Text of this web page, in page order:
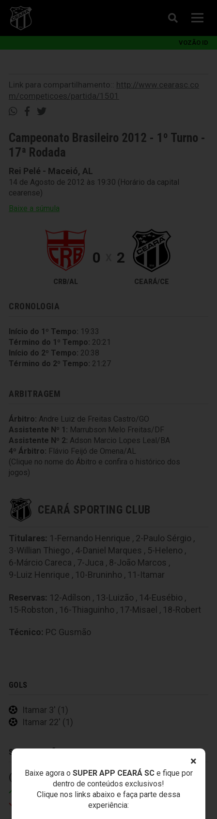
×
Baixe agora o SUPER APP CEARÁ SCe fique por
dentro de conteúdos exclusivos!
Clique nos links abaixo e faça parte dessa
experiência:
VOZÃO ID
Link para compartilhamento:: http://www.cearasc.co
m/competicoes/partida/1501
Campeonato Brasileiro 2012 - 1º Turno -
17ª Rodada
Rei Pelé - Maceió, AL
14 de Agosto de 2012 às 19:30 (Horário da capital
cearense)
Baixe a súmula
CRB/AL
0 2
CEARÁ/CE
CRONOLOGIA
Início do 1º Tempo: 19:33
Término do 1º Tempo: 20:21
Início do 2º Tempo: 20:38
Término do 2º Tempo: 21:27
ARBITRAGEM
Árbitro: Andre Luiz de Freitas Castro/GO
Assistente Nº 1: Marrubson Melo Freitas/DF
Assistente Nº 2: Adson Marcio Lopes Leal/BA
4º Árbitro: Flávio Feijó de Omena/AL
(Clique no nome do Ábitro e confira o histórico dos
jogos)
CEARÁ SPORTING CLUB
Titulares: 1-Fernando Henrique , 2-Paulo Sérgio ,
3-Willian Thiego , 4-Daniel Marques , 5-Heleno ,
6-Márcio Careca , 7-Juca , 8-João Marcos ,
9-Luiz Henrique , 10-Bruninho , 11-Itamar
Reservas: 12-Adílson , 13-Luizão , 14-Eusébio ,
15-Robston , 16-Thiaguinho , 17-Misael , 18-Robert
Técnico: PC Gusmão
GOLS
Itamar 3' (1)
Itamar 22' (1)
SUBSTITUIÇÕES
(1) 17' (2)
Robert
(1) 23' (2)
Eusébio
Bruninho